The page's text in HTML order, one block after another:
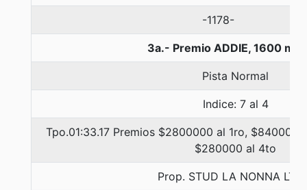
-1178-
3a.- Premio ADDIE, 1600
Pista Normal
Indice: 7 al 4
Tpo.01:33.17 Premios $2800000 al 1ro, $840000
$280000 al 4to
Prop. STUD LA NONNA